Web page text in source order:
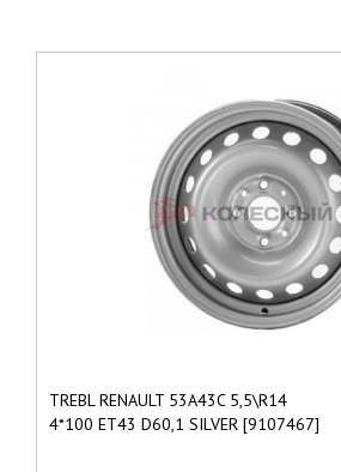
TREBL RENAULT 53A43C 5,5\R14
4*100 ET43 D60,1 SILVER [9107467]